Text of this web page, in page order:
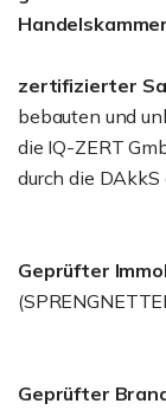
zertifizierter
bebauten und
die IQ-ZERT
durch die
Geprüfter
Geprüfter